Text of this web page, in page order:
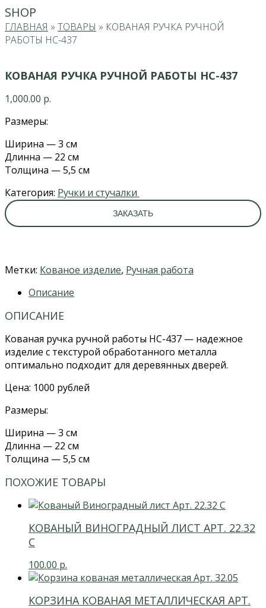
SHOP
ГЛАВНАЯ » ТОВАРЫ » КОВАНАЯ РУЧКА РУЧНОЙ
РАБОТЫ НС-437
КОВАНАЯ РУЧКА РУЧНОЙ РАБОТЫ НС-437
1,000.00 р.
Размеры:
Ширина — 3 см
Длинна — 22 см
Толщина — 5,5 см
Категория: Ручки и стучалки
ЗАКАЗАТЬ
Метки: Кованое изделие, Ручная работа
Описание
ОПИСАНИЕ
Кованая ручка ручной работы НС-437 — надежное
изделие с текстурой обработанного металла
оптимально подходит для деревянных дверей.
Цена: 1000 рублей
Размеры:
Ширина — 3 см
Длинна — 22 см
Толщина — 5,5 см
ПОХОЖИЕ ТОВАРЫ
КОВАНЫЙ ВИНОГРАДНЫЙ ЛИСТ АРТ. 22.32
С
100.00 р.
КОРЗИНА КОВАНАЯ МЕТАЛЛИЧЕСКАЯ АРТ.